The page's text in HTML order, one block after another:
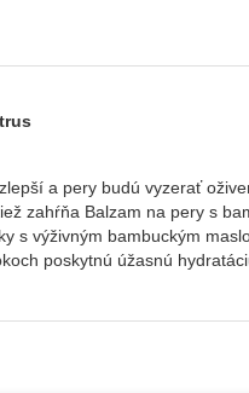
a pery budú vyzerať
zahŕňa Balzam na pery s
s výživným bambuckým
poskytnú úžasnú